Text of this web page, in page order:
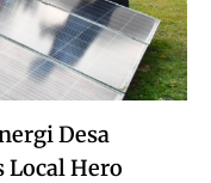
Desa
Local Hero